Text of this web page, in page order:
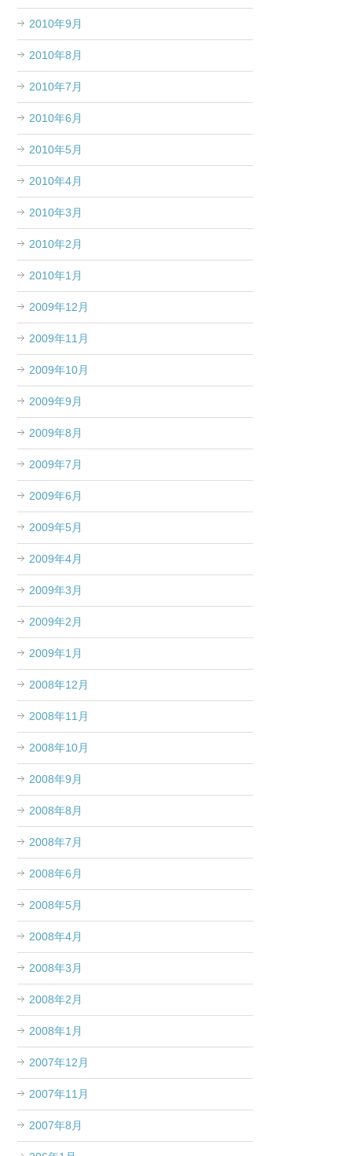
2010年9月
2010年8月
2010年7月
2010年6月
2010年5月
2010年4月
2010年3月
2010年2月
2010年1月
2009年12月
2009年11月
2009年10月
2009年9月
2009年8月
2009年7月
2009年6月
2009年5月
2009年4月
2009年3月
2009年2月
2009年1月
2008年12月
2008年11月
2008年10月
2008年9月
2008年8月
2008年7月
2008年6月
2008年5月
2008年4月
2008年3月
2008年2月
2008年1月
2007年12月
2007年11月
2007年8月